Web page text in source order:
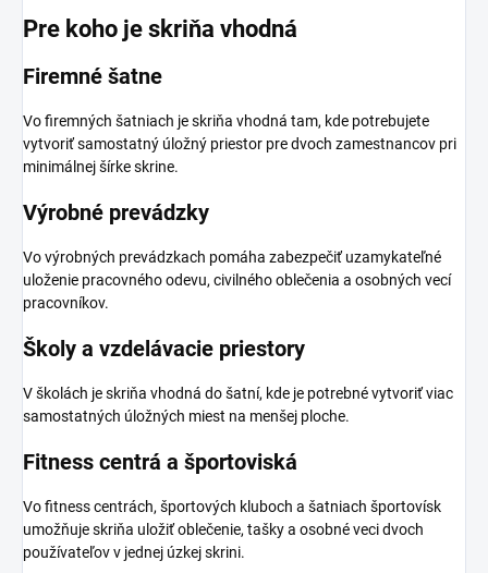
Pre koho je skriňa vhodná
Firemné šatne
Vo firemných šatniach je skriňa vhodná tam, kde potrebujete
vytvoriť samostatný úložný priestor pre dvoch zamestnancov pri
minimálnej šírke skrine.
Výrobné prevádzky
Vo výrobných prevádzkach pomáha zabezpečiť uzamykateľné
uloženie pracovného odevu, civilného oblečenia a osobných vecí
pracovníkov.
Školy a vzdelávacie priestory
V školách je skriňa vhodná do šatní, kde je potrebné vytvoriť viac
samostatných úložných miest na menšej ploche.
Fitness centrá a športoviská
Vo fitness centrách, športových kluboch a šatniach športovísk
umožňuje skriňa uložiť oblečenie, tašky a osobné veci dvoch
používateľov v jednej úzkej skrini.